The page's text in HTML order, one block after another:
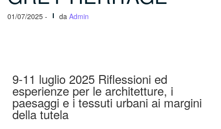
01/07/2025 - da Admin
9-11 luglio 2025 Riflessioni ed
esperienze per le architetture, i
paesaggi e i tessuti urbani ai margini
della tutela